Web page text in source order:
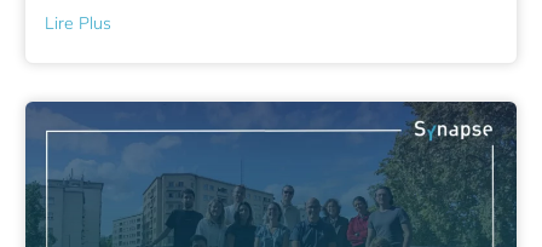
Lire Plus